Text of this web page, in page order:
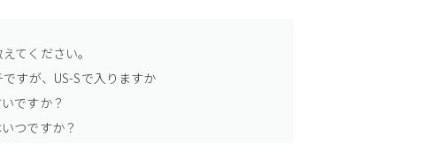
てください。
すが、US-Sで入りますか
ですか？
つですか？